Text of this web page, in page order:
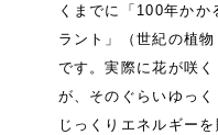
くまでに「100年か
ラント」（世紀の植
です。実際に花が咲
が、そのぐらいゆっ
じっくりエネルギー